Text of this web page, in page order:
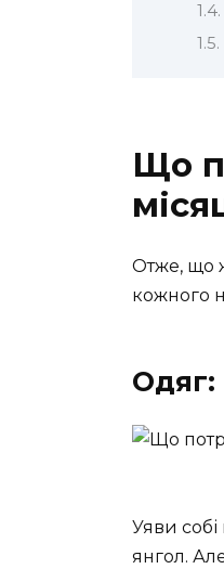
Що
Отже, що
кожного
Одяг:
Уяви
янгол.